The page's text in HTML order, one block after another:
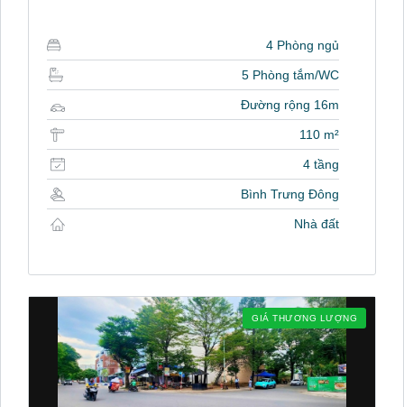
4 Phòng ngủ
5 Phòng tắm/WC
Đường rộng 16m
110 m²
4 tầng
Bình Trưng Đông
Nhà đất
GIÁ THƯƠNG LƯỢNG